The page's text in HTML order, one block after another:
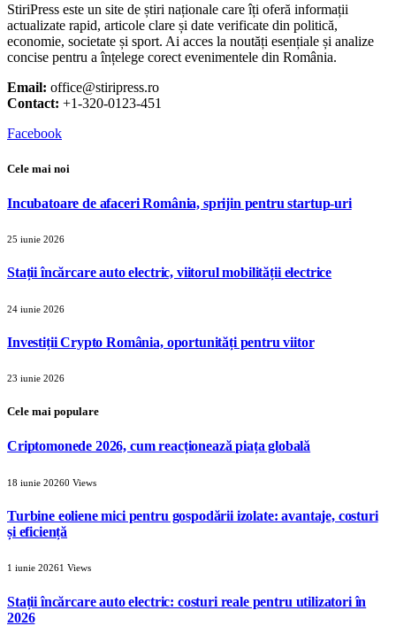
StiriPress este un site de știri naționale care îți oferă informații
actualizate rapid, articole clare și date verificate din politică,
economie, societate și sport. Ai acces la noutăți esențiale și analize
concise pentru a înțelege corect evenimentele din România.
Email: office@stiripress.ro
Contact: +1-320-0123-451
Facebook
Cele mai noi
Incubatoare de afaceri România, sprijin pentru startup-uri
25 iunie 2026
Stații încărcare auto electric, viitorul mobilității electrice
24 iunie 2026
Investiții Crypto România, oportunități pentru viitor
23 iunie 2026
Cele mai populare
Criptomonede 2026, cum reacționează piața globală
18 iunie 20260 Views
Turbine eoliene mici pentru gospodării izolate: avantaje, costuri
și eficiență
1 iunie 20261 Views
Stații încărcare auto electric: costuri reale pentru utilizatori în
2026